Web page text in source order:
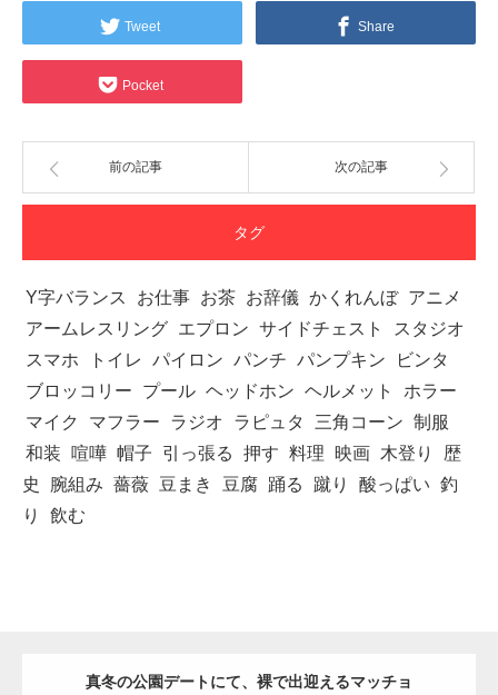
Tweet Share
Pocket
前の記事 次の記事
タグ
Y字バランス お仕事 お茶 お辞儀 かくれんぼ アニメ
アームレスリング エプロン サイドチェスト
スタジオ
スマホ
トイレ パイロン パンチ パンプキン
ビンタ
ブロッコリー
プール ヘッドホン ヘルメット
ホラー
マイク
マフラー ラジオ ラピュタ 三角コーン 制服
和装
喧嘩 帽子 引っ張る 押す 料理 映画 木登り
歴
史
腕組み 薔薇 豆まき 豆腐 踊る 蹴り 酸っぱい 釣
り
飲む
真冬の公園デートにて、裸で出迎えるマッチョ